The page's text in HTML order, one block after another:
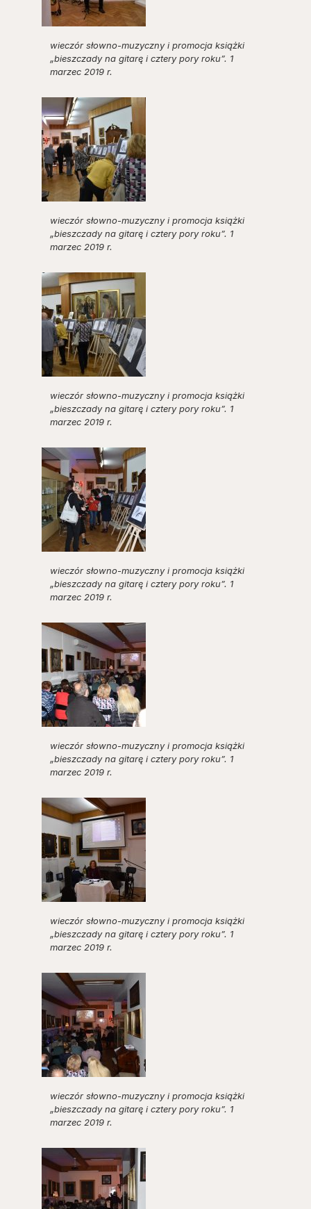
wieczór słowno-muzyczny i promocja książki
„bieszczady na gitarę i cztery pory roku”. 1
marzec 2019 r.
wieczór słowno-muzyczny i promocja książki
„bieszczady na gitarę i cztery pory roku”. 1
marzec 2019 r.
wieczór słowno-muzyczny i promocja książki
„bieszczady na gitarę i cztery pory roku”. 1
marzec 2019 r.
wieczór słowno-muzyczny i promocja książki
„bieszczady na gitarę i cztery pory roku”. 1
marzec 2019 r.
wieczór słowno-muzyczny i promocja książki
„bieszczady na gitarę i cztery pory roku”. 1
marzec 2019 r.
wieczór słowno-muzyczny i promocja książki
„bieszczady na gitarę i cztery pory roku”. 1
marzec 2019 r.
wieczór słowno-muzyczny i promocja książki
„bieszczady na gitarę i cztery pory roku”. 1
marzec 2019 r.